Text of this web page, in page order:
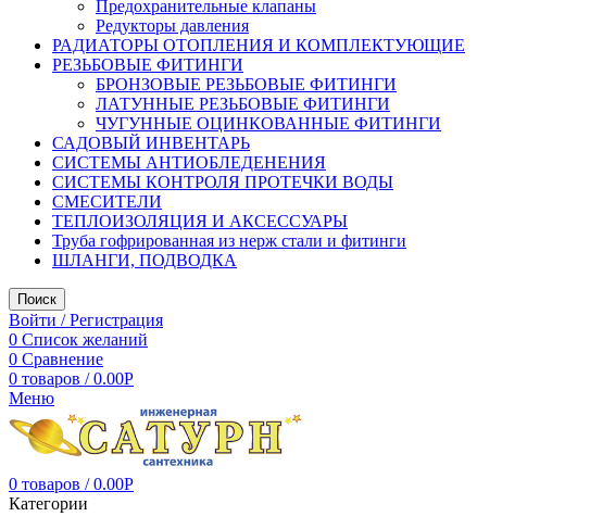
Предохранительные клапаны
Редукторы давления
РАДИАТОРЫ ОТОПЛЕНИЯ И КОМПЛЕКТУЮЩИЕ
РЕЗЬБОВЫЕ ФИТИНГИ
БРОНЗОВЫЕ РЕЗЬБОВЫЕ ФИТИНГИ
ЛАТУННЫЕ РЕЗЬБОВЫЕ ФИТИНГИ
ЧУГУННЫЕ ОЦИНКОВАННЫЕ ФИТИНГИ
САДОВЫЙ ИНВЕНТАРЬ
СИСТЕМЫ АНТИОБЛЕДЕНЕНИЯ
СИСТЕМЫ КОНТРОЛЯ ПРОТЕЧКИ ВОДЫ
СМЕСИТЕЛИ
ТЕПЛОИЗОЛЯЦИЯ И АКСЕССУАРЫ
Труба гофрированная из нерж стали и фитинги
ШЛАНГИ, ПОДВОДКА
Поиск
Войти / Регистрация
0 Список желаний
0 Сравнение
0 товаров / 0.00Р
Меню
0 товаров / 0.00Р
Категории